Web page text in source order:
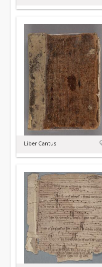
Liber Cantus